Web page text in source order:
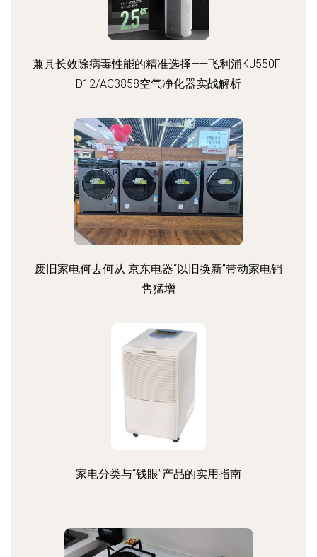
兼具长效除病毒性能的精准选择——飞利浦KJ550F-
D12/AC3858空气净化器实战解析
废旧家电何去何从 京东电器“以旧换新”带动家电销
售猛增
家电分类与“钱眼”产品的实用指南